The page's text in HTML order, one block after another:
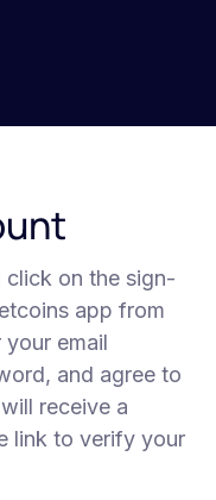
on the sign-
app from
email
and agree to
receive a
link to verify your